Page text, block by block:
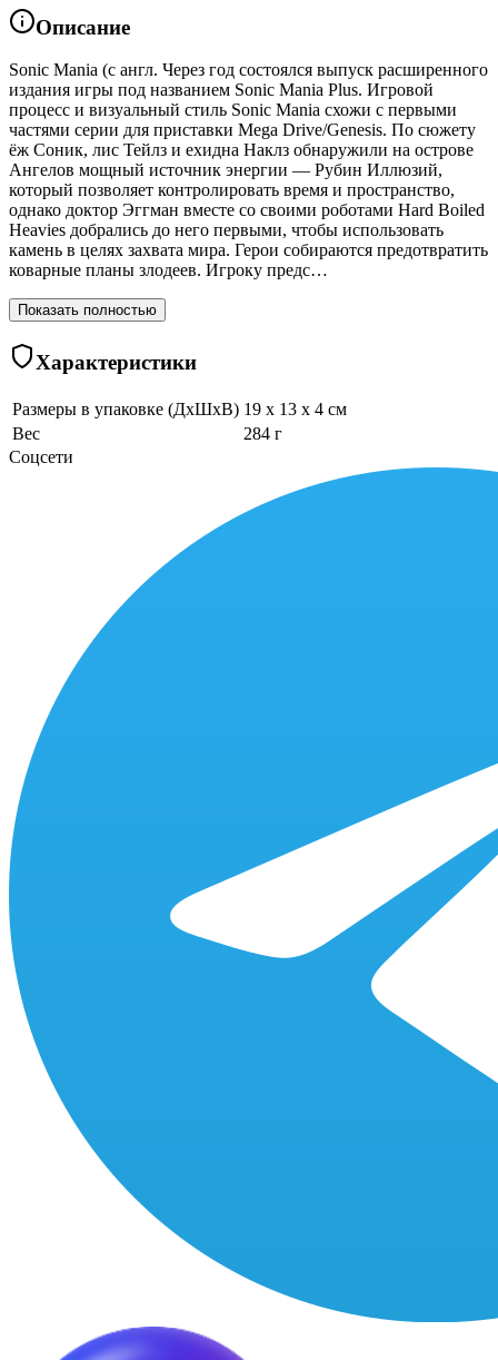
Описание
Sonic Mania (с англ. Через год состоялся выпуск расширенного
издания игры под названием Sonic Mania Plus. Игровой
процесс и визуальный стиль Sonic Mania схожи с первыми
частями серии для приставки Mega Drive/Genesis. По сюжету
ёж Соник, лис Тейлз и ехидна Наклз обнаружили на острове
Ангелов мощный источник энергии — Рубин Иллюзий,
который позволяет контролировать время и пространство,
однако доктор Эггман вместе со своими роботами Hard Boiled
Heavies добрались до него первыми, чтобы использовать
камень в целях захвата мира. Герои собираются предотвратить
коварные планы злодеев. Игроку предс…
Показать полностью
Характеристики
Размеры в упаковке (ДхШхВ) 19 x 13 x 4 см
Вес
284 г
Соцсети